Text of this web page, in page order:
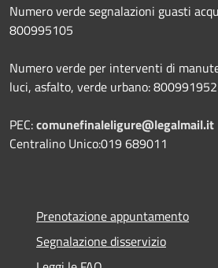
Numero verde segnalazioni guasti
800995105
Numero verde per interventi di
luci, asfalto, verde urbano: 800991952
PEC:comunefinaleligure@legalmail.it
Centralino Unico:019 689011
Prenotazione appuntamento
Segnalazione disservizio